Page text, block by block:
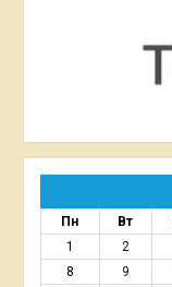
Пн Вт
1
2
8
9